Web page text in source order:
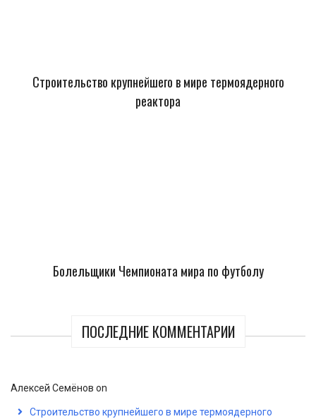
Строительство крупнейшего в мире термоядерного
реактора
Болельщики Чемпионата мира по футболу
ПОСЛЕДНИЕ КОММЕНТАРИИ
Алексей Семёнов on
Строительство крупнейшего в мире термоядерного